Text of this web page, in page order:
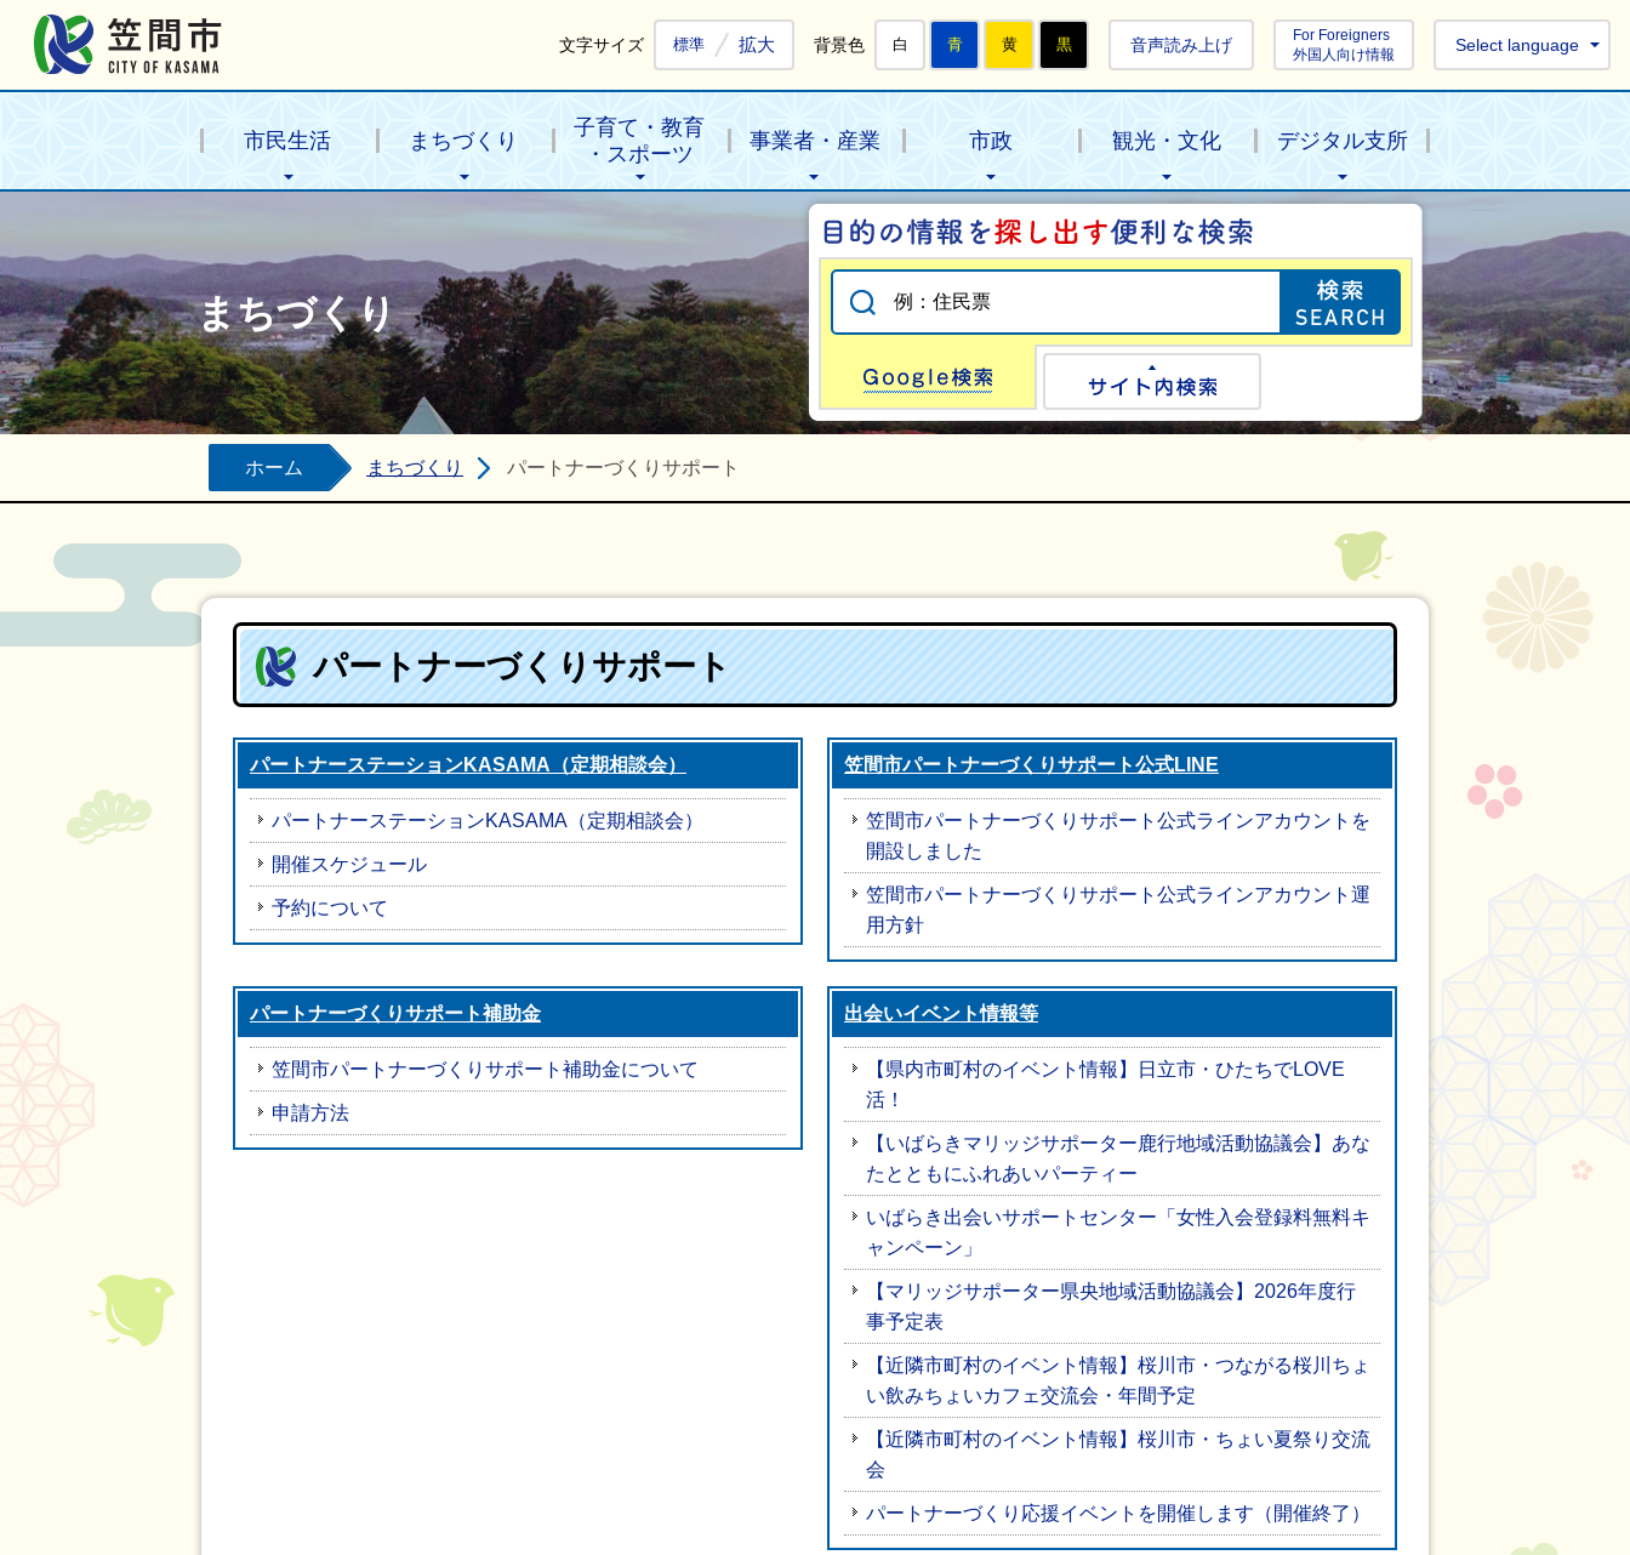
文字サイズ 標準 拡大 背景色 白 青 黄 黒 音声読み上げ
For Foreigners
外国人向け情報
Select language
市民生活 まちづくり
子育て・教育
・スポーツ
事業者・産業 市政 観光・文化 デジタル支所
まちづくり
目的の情報を探
Google検索
ホーム まちづくり パートナーづくりサポート
パートナーづくりサポート
パートナーステーションKASAMA（定期相談会）
パートナーステーションKASAMA（定期相談会）
開催スケジュール
予約について
笠間市パートナーづくりサポート公式LINE
笠間市パートナーづくりサポート公式ラインアカウントを
開設しました
笠間市パートナーづくりサポート公式ラインアカウント運
用方針
パートナーづくりサポート補助金
笠間市パートナーづくりサポート補助金について
申請方法
出会いイベント情報等
【県内市町村のイベント情報】日立市・ひたちでLOVE
活！
【いばらきマリッジサポーター鹿行地域活動協議会】あな
たとともにふれあいパーティー
いばらき出会いサポートセンター「女性入会登録料無料キ
ャンペーン」
【マリッジサポーター県央地域活動協議会】2026年度行
事予定表
【近隣市町村のイベント情報】桜川市・つながる桜川ちょ
い飲みちょいカフェ交流会・年間予定
【近隣市町村のイベント情報】桜川市・ちょい夏祭り交流
会
パートナーづくり応援イベントを開催します（開催終了）